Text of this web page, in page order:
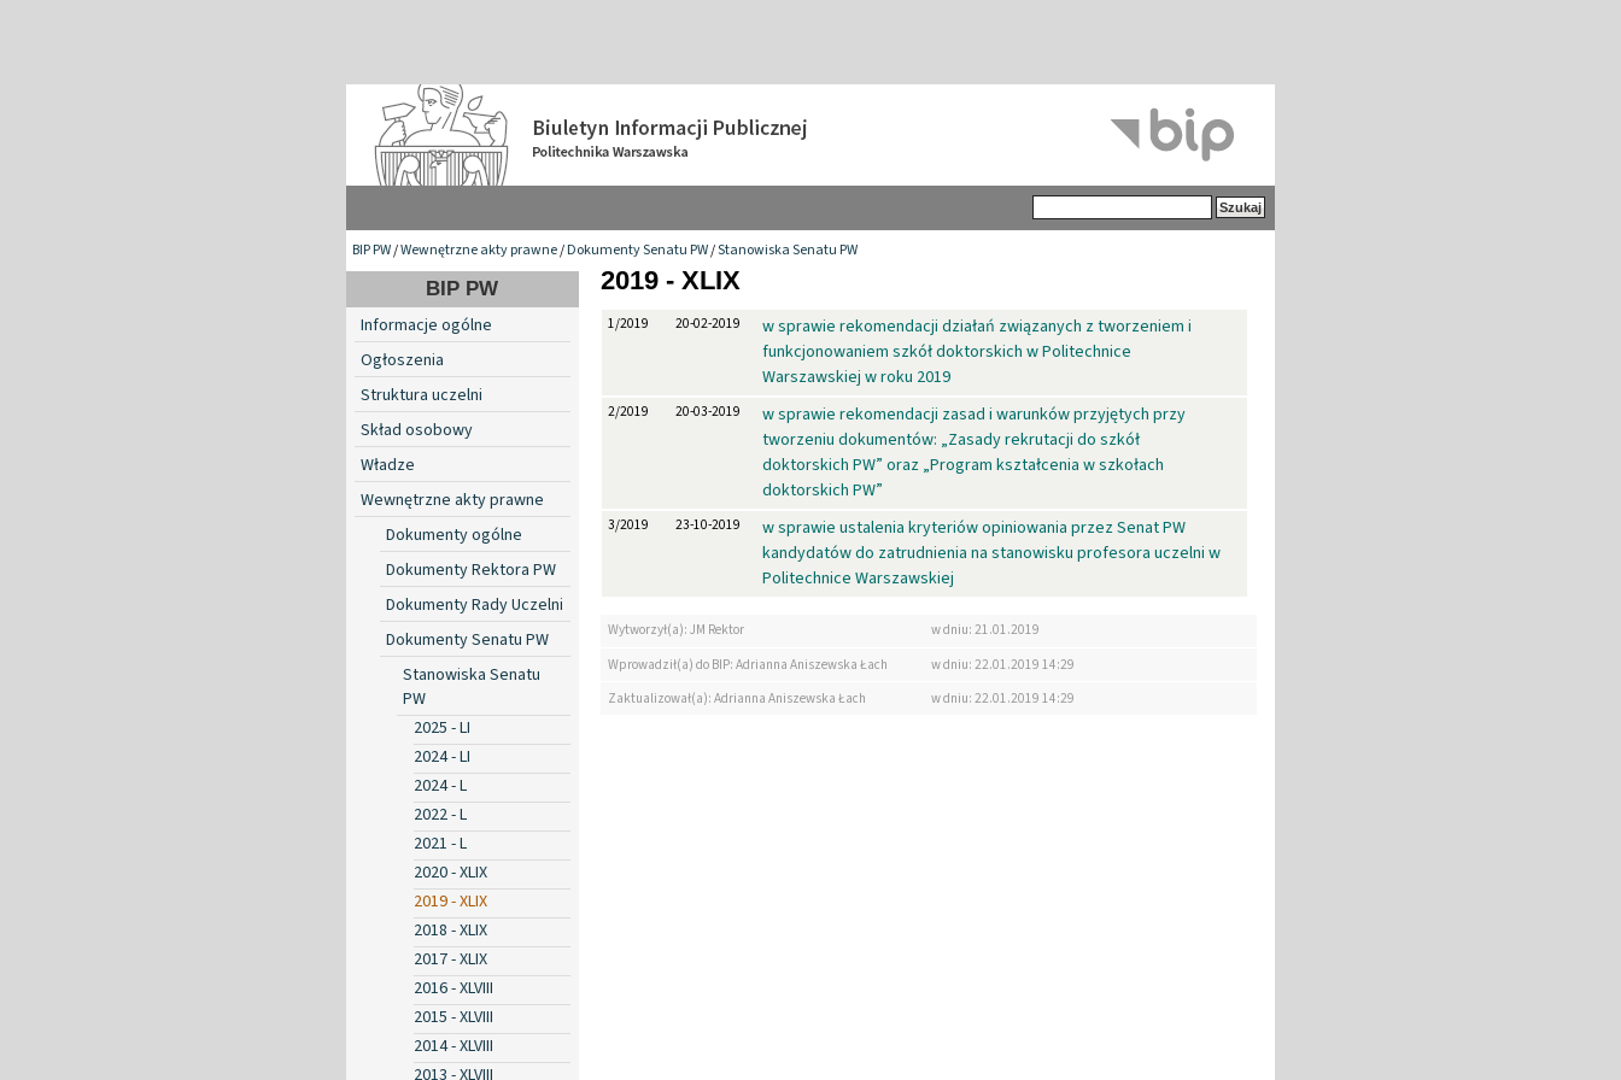
BIP PW/Wewnętrzne akty prawne/Dokumenty Senatu PW/Stanowiska Senatu PW
BIP PW
Informacje ogólne
Ogłoszenia
Struktura uczelni
Skład osobowy
Władze
Wewnętrzne akty prawne
Dokumenty ogólne
Dokumenty Rektora PW
Dokumenty Rady Uczelni
Dokumenty Senatu PW
Stanowiska Senatu
PW
2025 - LI
2024 - LI
2024 - L
2022 - L
2021 - L
2020 - XLIX
2019 - XLIX
2018 - XLIX
2017 - XLIX
2016 - XLVIII
2015 - XLVIII
2014 - XLVIII
2013 - XLVIII
2019 - XLIX
1/2019 20-02-2019
w sprawie rekomendacji działań związanych z tworzeniem i
funkcjonowaniem szkół doktorskich w Politechnice
Warszawskiej w roku 2019
2/2019 20-03-2019
w sprawie rekomendacji zasad i warunków przyjętych przy
tworzeniu dokumentów: „Zasady rekrutacji do szkół
doktorskich PW” oraz „Program kształcenia w szkołach
doktorskich PW”
3/2019 23-10-2019
w sprawie ustalenia kryteriów opiniowania przez Senat PW
kandydatów do zatrudnienia na stanowisku profesora uczelni w
Politechnice Warszawskiej
Wytworzył(a): JM Rektor
w dniu: 21.01.2019
Wprowadził(a) do BIP: Adrianna Aniszewska Łach
w dniu: 22.01.2019 14:29
Zaktualizował(a): Adrianna Aniszewska Łach
w dniu: 22.01.2019 14:29